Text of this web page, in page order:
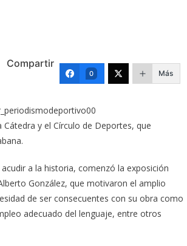
Compartir
0 Más
y el Círculo de Deportes, que
a la historia, comenzó la exposición
González, que motivaron el amplio
de ser consecuentes con su obra como
adecuado del lenguaje, entre otros